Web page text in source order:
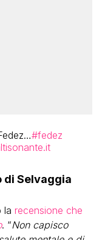
#fedez
di Selvaggia
la recensione che
. “Non capisco